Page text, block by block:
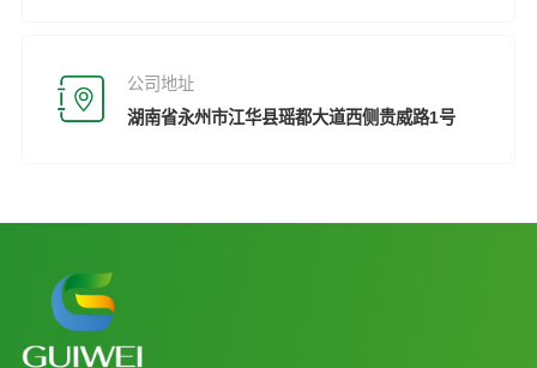
公司地址
湖南省永州市江华县瑶都大道西侧贵威路1号